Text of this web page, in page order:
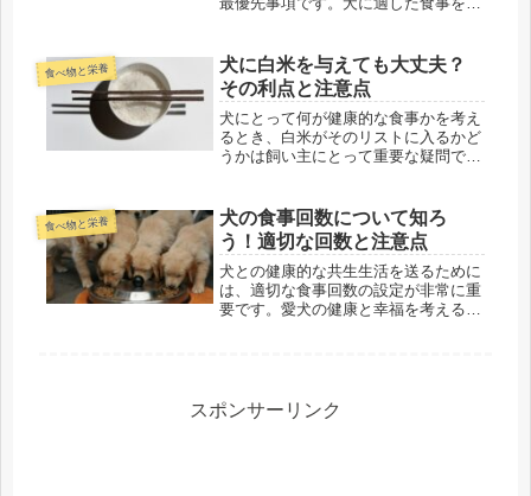
与える際の注意点とメリットについて
詳しく説明します。鶏肉は犬にとって
栄...
食べ物と栄養
犬に白米を与えても大丈夫？
その利点と注意点
犬にとって何が健康的な食事かを考え
るとき、白米がそのリストに入るかど
うかは飼い主にとって重要な疑問で
が、犬にとっても同様に有益なのでし
ょうか？この記事では、犬に白米を与
える...
食べ物と栄養
犬の食事回数について知ろ
う！適切な回数と注意点
犬との健康的な共生生活を送るために
は、適切な食事回数の設定が非常に重
要です。愛犬の健康と幸福を考える上
ま...
スポンサーリンク